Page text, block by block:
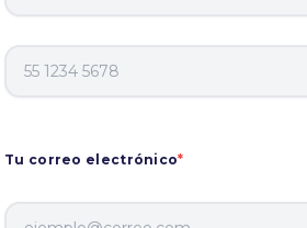
Tu correo electrónico*